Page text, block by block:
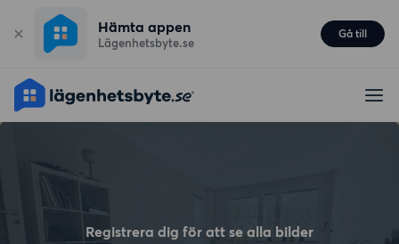
Hämta appen
Lägenhetsbyte.se
Gå till
Registrera dig för att se alla bilder